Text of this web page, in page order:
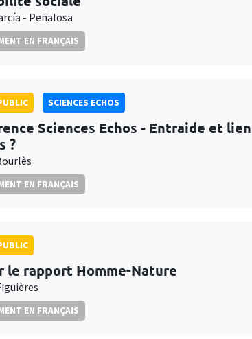
- Peñalosa
EN FRANÇAIS
SCIENCES ECHOS
Sciences Echos - Entraide et
?
EN FRANÇAIS
le rapport Homme-Nature
EN FRANÇAIS